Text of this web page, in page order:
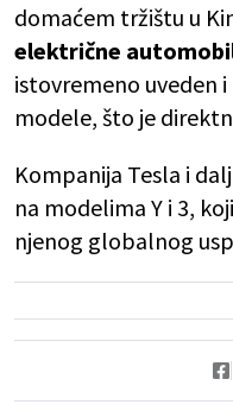
domaćem tržištu u
električne
istovremeno uveden
modele, što je
Kompanija Tesla i
na modelima Y i 3,
njenog globalnog